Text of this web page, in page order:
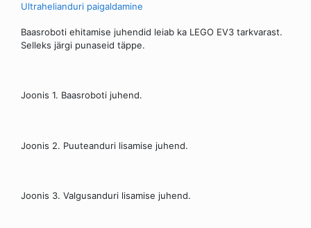
Ultrahelianduri paigaldamine
Baasroboti ehitamise juhendid leiab ka LEGO EV3 tarkvarast.
Selleks järgi punaseid täppe.
Joonis 1. Baasroboti juhend.
Joonis 2. Puuteanduri lisamise juhend.
Joonis 3. Valgusanduri lisamise juhend.